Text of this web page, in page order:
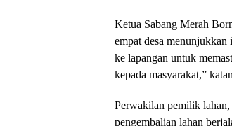
Ketua Sabang Merah
empat desa
ke lapangan untuk
kepada masyarakat,”
Perwakilan pemilik
pengembalian lahan